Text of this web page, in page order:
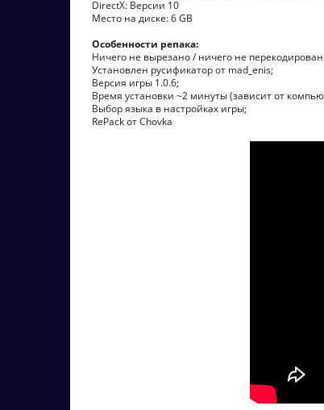
DirectX: Версии 10
Место на диске: 6 GB
Особенности репака:
Ничего не вырезано / ничего не
Установлен русификатор от mad_enis;
Версия игры 1.0.6;
Время установки ~2 минуты (зависит от
Выбор языка в настройках игры;
RePack от Chovka